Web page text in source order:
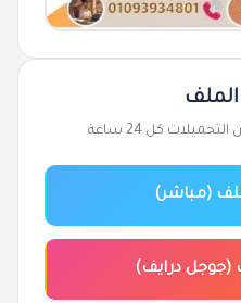
كل 24 ساعة
(مباشر)
(جوجل درايف)